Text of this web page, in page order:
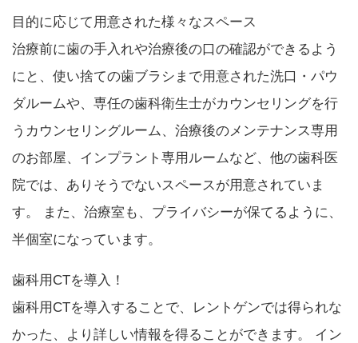
目的に応じて用意された様々なスペース
治療前に歯の手入れや治療後の口の確認ができるよう
にと、使い捨ての歯ブラシまで用意された洗口・パウ
ダルームや、専任の歯科衛生士がカウンセリングを行
うカウンセリングルーム、治療後のメンテナンス専用
のお部屋、インプラント専用ルームなど、他の歯科医
院では、ありそうでないスペースが用意されていま
す。 また、治療室も、プライバシーが保てるように、
半個室になっています。
歯科用CTを導入！
歯科用CTを導入することで、レントゲンでは得られな
かった、より詳しい情報を得ることができます。 イン